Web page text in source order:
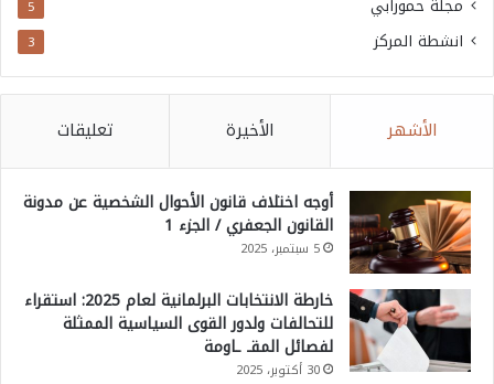
مجلة حمورابي 5
انشطة المركز 3
الأشهر الأخيرة تعليقات
أوجه اختلاف قانون الأحوال الشخصية عن مدونة
القانون الجعفري / الجزء 1
5 سبتمبر، 2025
خارطة الانتخابات البرلمانية لعام 2025: استقراء
للتحالفات ولدور القوى السياسية الممثلة
لفصائل المقـ ـاومة
30 أكتوبر، 2025